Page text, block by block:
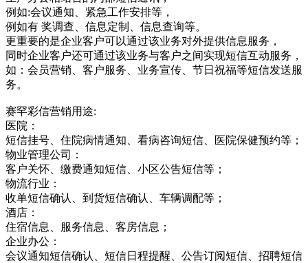
例如:会议通知、紧急工作安排等，
例如有 奖调查、信息定制、信息查询等。
更重要的是企业客户可以通过该业务对外提供信息服务，
同时企业客户还可通过该业务与客户之间实现短信互动服务，
如：会员营销、客户服务、业务宣传、节日祝福等短信发送服
务。
赛罕彩信营销用途:
医院：
短信挂号、住院病情通知、看病咨询短信、医院保健预约等；
物业管理公司：
客户关怀、缴费通知短信、小区公告短信等；
物流行业：
收单短信确认、到货短信确认、车辆调配等；
酒店：
住宿信息、服务信息、客房信息；
企业办公：
会议通知短信确认、短信日程提醒、公告订阅短信、招聘短信